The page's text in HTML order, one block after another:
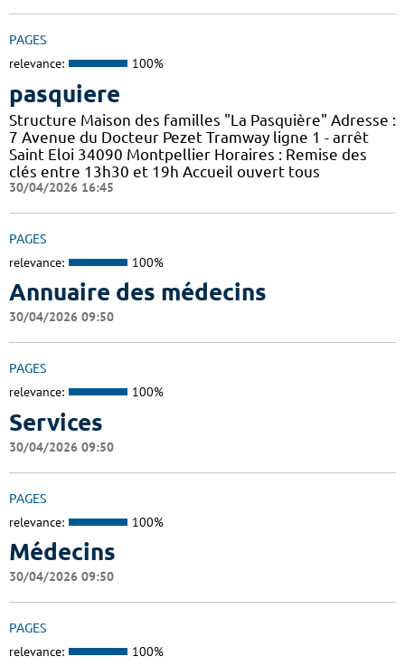
PAGES
relevance: 100%
pasquiere
Structure Maison des familles "La Pasquière" Adresse :
7 Avenue du Docteur Pezet Tramway ligne 1 - arrêt
Saint Eloi 34090 Montpellier Horaires : Remise des
clés entre 13h30 et 19h Accueil ouvert tous
30/04/2026 16:45
PAGES
relevance: 100%
Annuaire des médecins
30/04/2026 09:50
PAGES
relevance: 100%
Services
30/04/2026 09:50
PAGES
relevance: 100%
Médecins
30/04/2026 09:50
PAGES
relevance: 100%